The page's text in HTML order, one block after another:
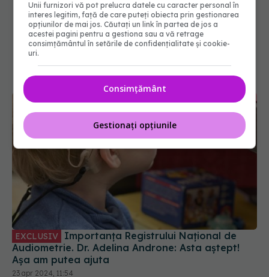
EXCLUSIV
Audiometrie. Dr. Adelina Androne: Asta aștept!
Așa am putea ajuta
23 apr 2024, 11:54
Unii furnizori vă pot prelucra datele cu caracter personal în
interes legitim, față de care puteți obiecta prin gestionarea
opțiunilor de mai jos. Căutați un link în partea de jos a
acestei pagini pentru a gestiona sau a vă retrage
consimțământul în setările de confidențialitate și cookie-
uri.
Consimțământ
Gestionați opțiunile